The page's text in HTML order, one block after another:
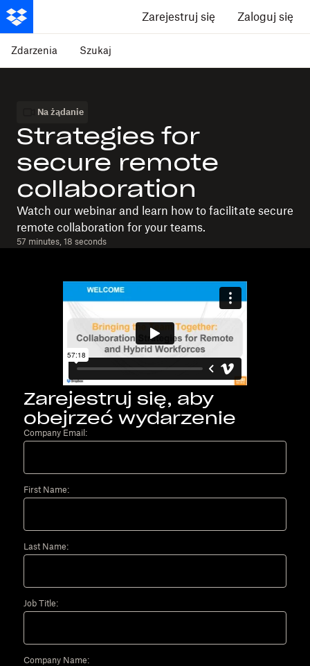
Zarejestruj się Zaloguj się
Zdarzenia Szukaj
Na żądanie
Strategies for
secure remote
collaboration
Watch our webinar and learn how to facilitate secure
remote collaboration for your teams.
57 minutes, 18 seconds
Zarejestruj się, aby
obejrzeć wydarzenie
Company Email:
First Name:
Last Name:
Job Title:
Company Name: